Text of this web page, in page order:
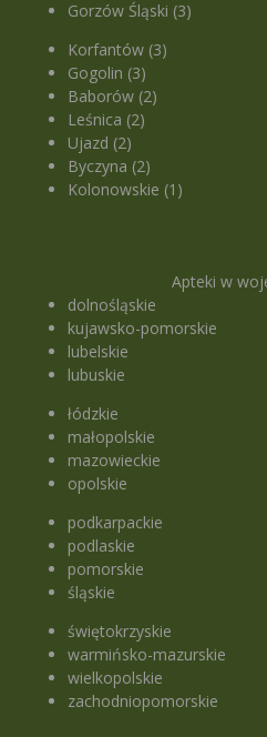
Gorzów Śląski (3)
Korfantów (3)
Gogolin (3)
Baborów (2)
Leśnica (2)
Ujazd (2)
Byczyna (2)
Kolonowskie (1)
Apteki w
dolnośląskie
kujawsko-pomorskie
lubelskie
lubuskie
łódzkie
małopolskie
mazowieckie
opolskie
podkarpackie
podlaskie
pomorskie
śląskie
świętokrzyskie
warmińsko-mazurskie
wielkopolskie
zachodniopomorskie